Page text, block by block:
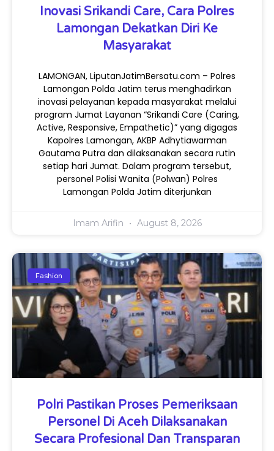
Inovasi Srikandi Care, Cara Polres
Lamongan Dekatkan Diri Ke
Masyarakat
LAMONGAN, LiputanJatimBersatu.com – Polres
Lamongan Polda Jatim terus menghadirkan
inovasi pelayanan kepada masyarakat melalui
program Jumat Layanan “Srikandi Care (Caring,
Active, Responsive, Empathetic)” yang digagas
Kapolres Lamongan, AKBP Adhytiawarman
Gautama Putra dan dilaksanakan secara rutin
setiap hari Jumat. Dalam program tersebut,
personel Polisi Wanita (Polwan) Polres
Lamongan Polda Jatim diterjunkan
Imam Arifin August 8, 2026
Fashion
Polri Pastikan Proses Pemeriksaan
Personel Di Aceh Dilaksanakan
Secara Profesional Dan Transparan